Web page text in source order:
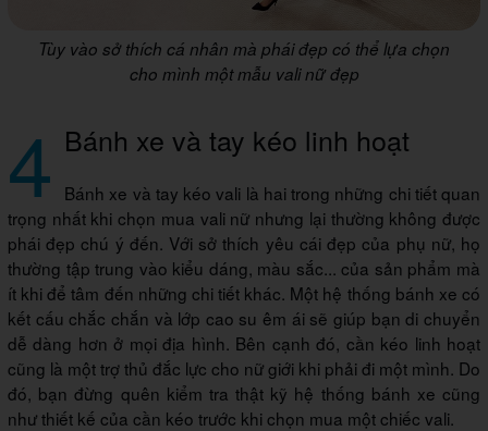
Tùy vào sở thích cá nhân mà phái đẹp có thể lựa chọn
cho mình một mẫu vali nữ đẹp
4 Bánh xe và tay kéo linh hoạt
Bánh xe và tay kéo vali là hai trong những chi tiết quan
trọng nhất khi chọn mua vali nữ nhưng lại thường không được
phái đẹp chú ý đến. Với sở thích yêu cái đẹp của phụ nữ, họ
thường tập trung vào kiểu dáng, màu sắc... của sản phẩm mà
ít khi để tâm đến những chi tiết khác. Một hệ thống bánh xe có
kết cấu chắc chắn và lớp cao su êm ái sẽ giúp bạn di chuyển
dễ dàng hơn ở mọi địa hình. Bên cạnh đó, cần kéo linh hoạt
cũng là một trợ thủ đắc lực cho nữ giới khi phải đi một mình. Do
đó, bạn đừng quên kiểm tra thật kỹ hệ thống bánh xe cũng
như thiết kế của cần kéo trước khi chọn mua một chiếc vali.